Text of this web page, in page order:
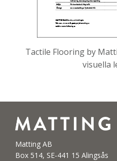
Tactile Flooring by
visuella
Matting AB
Box 514, SE-441 15 Alingsås